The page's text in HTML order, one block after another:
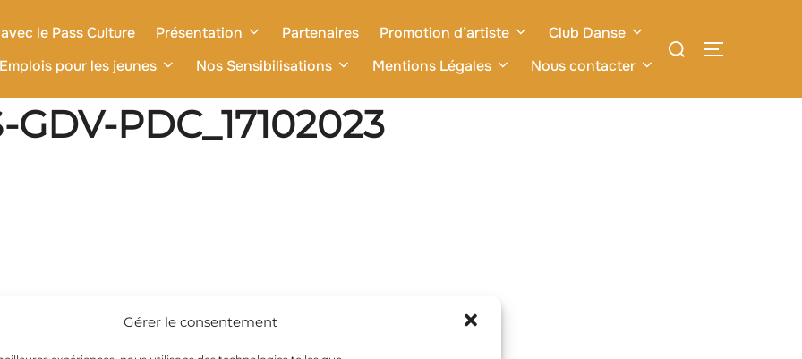
Gérer le consentement
le Pass Culture Présentation Partenaires Promotion d’artiste
Club Danse
pour les jeunes
Nos Sensibilisations Mentions Légales Nous contacter
PDC_17102023